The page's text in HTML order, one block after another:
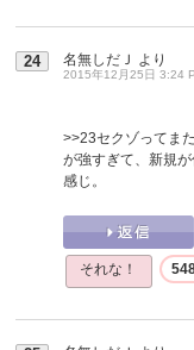
24 名無しだＪ より
2015年12月25日 3:24
>>23セクゾってま
が強すぎて、新規
感じ。
それな！